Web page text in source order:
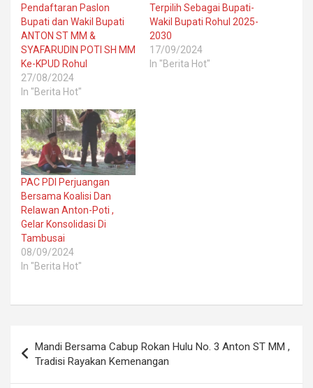
Pendaftaran Paslon
Bupati dan Wakil Bupati
ANTON ST MM &
SYAFARUDIN POTI SH MM
Ke-KPUD Rohul
27/08/2024
In "Berita Hot"
Terpilih Sebagai Bupati-
Wakil Bupati Rohul 2025-
2030
17/09/2024
In "Berita Hot"
PAC PDI Perjuangan
Bersama Koalisi Dan
Relawan Anton-Poti ,
Gelar Konsolidasi Di
Tambusai
08/09/2024
In "Berita Hot"
navigation
Mandi Bersama Cabup Rokan Hulu No. 3 Anton ST MM ,
Tradisi Rayakan Kemenangan